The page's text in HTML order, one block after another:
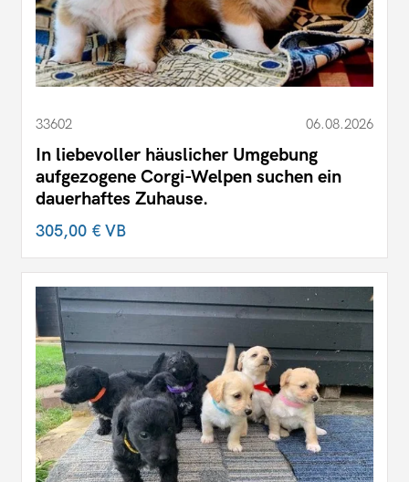
33602 06.08.2026
In liebevoller häuslicher Umgebung
aufgezogene Corgi-Welpen suchen ein
dauerhaftes Zuhause.
305,00 €VB